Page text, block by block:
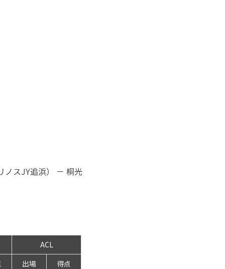
ノスJY追浜） － 桐光
ACL
出場 得点